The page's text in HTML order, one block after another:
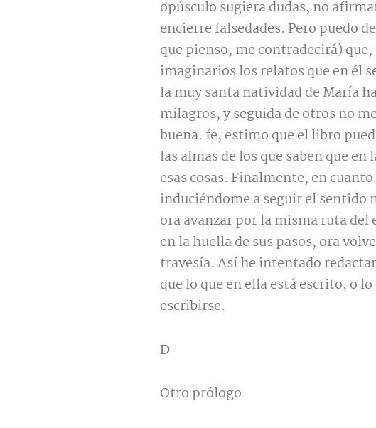
opúsculo sugiera dudas, no
encierre falsedades. Pero puedo
que pienso, me contradecirá)
imaginarios los relatos que en él
la muy santa natividad de María
milagros, y seguida de otros no
buena. fe, estimo que el libro
las almas de los que saben que
esas cosas. Finalmente, en
induciéndome a seguir el sentido
ora avanzar por la misma ruta
en la huella de sus pasos, ora
travesía. Así he intentado
que lo que en ella está escrito, o
escribirse.
D
Otro prólogo